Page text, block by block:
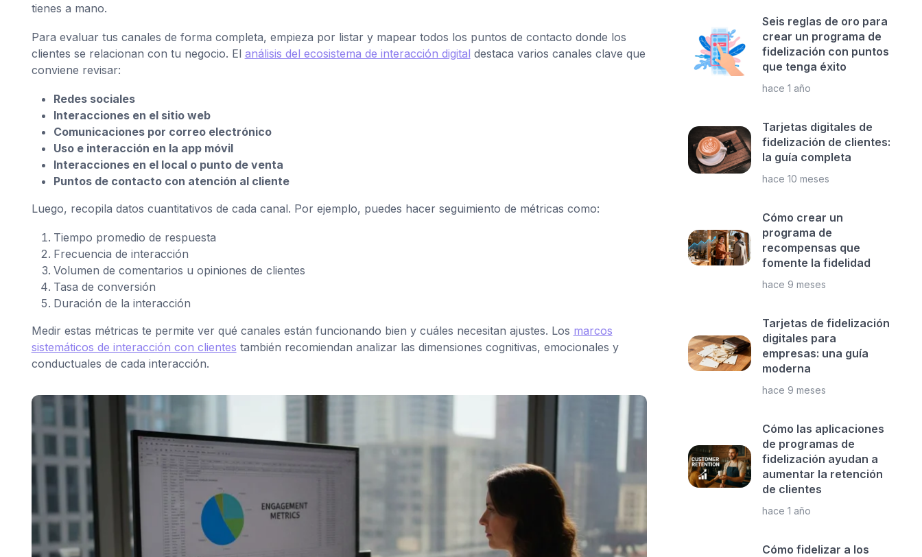
tienes a mano.
Para evaluar tus canales de forma completa, empieza por listar y mapear todos los puntos de contacto donde los
clientes se relacionan con tu negocio. El análisis del ecosistema de interacción digital destaca varios canales clave que
conviene revisar:
Redes sociales
Interacciones en el sitio web
Comunicaciones por correo electrónico
Uso e interacción en la app móvil
Interacciones en el local o punto de venta
Puntos de contacto con atención al cliente
Luego, recopila datos cuantitativos de cada canal. Por ejemplo, puedes hacer seguimiento de métricas como:
Tiempo promedio de respuesta
Frecuencia de interacción
Volumen de comentarios u opiniones de clientes
Tasa de conversión
Duración de la interacción
Medir estas métricas te permite ver qué canales están funcionando bien y cuáles necesitan ajustes. Los marcos
sistemáticos de interacción con clientes también recomiendan analizar las dimensiones cognitivas, emocionales y
conductuales de cada interacción.
Seis reglas de oro para
crear un programa de
fidelización con puntos
que tenga éxito
hace 1 año
Tarjetas digitales de
fidelización de clientes:
la guía completa
hace 10 meses
Cómo crear un
programa de
recompensas que
fomente la fidelidad
hace 9 meses
Tarjetas de fidelización
digitales para
empresas: una guía
moderna
hace 9 meses
Cómo las aplicaciones
de programas de
fidelización ayudan a
aumentar la retención
de clientes
hace 1 año
Cómo fidelizar a los